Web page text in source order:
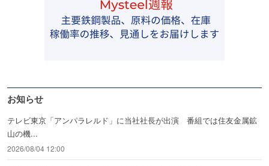
お知らせ
テレビ東京「アンパラレルド」に当社社長が出演 番組では住友金属鉱
山の機...
2026/08/04 12:00